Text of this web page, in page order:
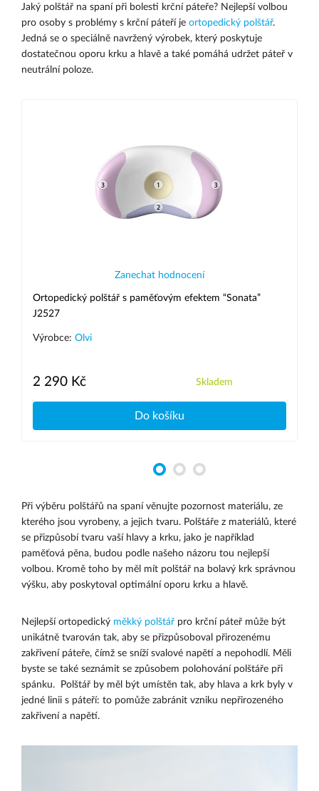
Jaký polštář na spaní při bolesti krční páteře? Nejlepší volbou
pro osoby s problémy s krční páteří je ortopedický polštář.
Jedná se o speciálně navržený výrobek, který poskytuje
dostatečnou oporu krku a hlavě a také pomáhá udržet páteř v
neutrální poloze.
Zanechat hodnocení
Ortopedický polštář s paměťovým efektem “Sonata”
J2527
Výrobce: Olvi
2 290 Kč Skladem
Do košíku
Při výběru polštářů na spaní věnujte pozornost materiálu, ze
kterého jsou vyrobeny, a jejich tvaru. Polštáře z materiálů, které
se přizpůsobí tvaru vaší hlavy a krku, jako je například
paměťová pěna, budou podle našeho názoru tou nejlepší
volbou. Kromě toho by měl mít polštář na bolavý krk správnou
výšku, aby poskytoval optimální oporu krku a hlavě.
Nejlepší ortopedický měkký polštář pro krční páteř může být
unikátně tvarován tak, aby se přizpůsoboval přirozenému
zakřivení páteře, čímž se sníží svalové napětí a nepohodlí. Měli
byste se také seznámit se způsobem polohování polštáře při
spánku. Polštář by měl být umístěn tak, aby hlava a krk byly v
jedné linii s páteří: to pomůže zabránit vzniku nepřirozeného
zakřivení a napětí.